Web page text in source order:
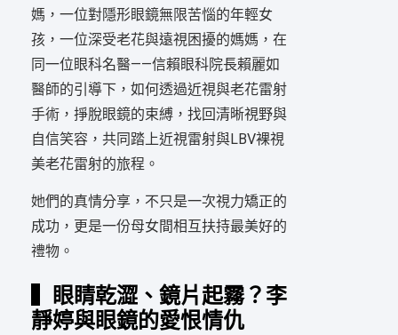
媽，一位對隱形眼鏡無限苦惱的年輕女
孩，一位深受老花與遠視困擾的媽媽，在
同一位眼科名醫——信賴眼科院長賴麗如
醫師的引導下，如何透過近視與老花雷射
手術，掙脫眼鏡的束縛，找回清晰視野與
自信笑容，共同踏上近視雷射與LBV裸視
美老花雷射的旅程。
她們的真情分享，不只是一次視力矯正的
成功，更是一份母女間相互扶持最美好的
禮物。
▍眼睛乾澀、鏡片起霧？李
靜婷與眼鏡的愛恨情仇